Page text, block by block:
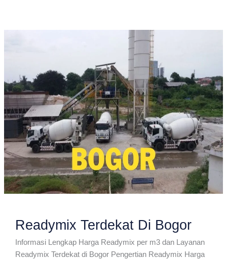
Readymix Terdekat Di Bogor
Informasi Lengkap Harga Readymix per m3 dan Layanan
Readymix Terdekat di Bogor Pengertian Readymix Harga